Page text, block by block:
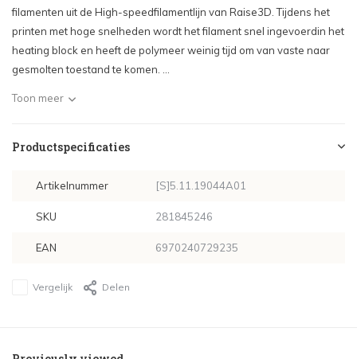
filamenten uit de High-speedfilamentlijn van Raise3D. Tijdens het
printen met hoge snelheden wordt het filament snel ingevoerdin het
heating block en heeft de polymeer weinig tijd om van vaste naar
gesmolten toestand te komen. ...
Toon meer
Productspecificaties
Artikelnummer [S]5.11.19044A01
SKU 281845246
EAN 6970240729235
Vergelijk Delen